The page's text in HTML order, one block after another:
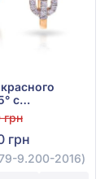
с
0,41ct и
арт.
2016
грн
грн
9.200-2016)